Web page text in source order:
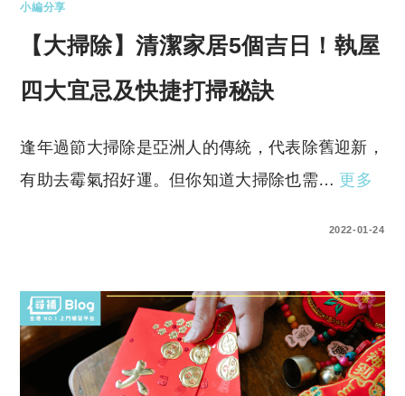
小編分享
【大掃除】清潔家居5個吉日！執屋
四大宜忌及快捷打掃秘訣
逢年過節大掃除是亞洲人的傳統，代表除舊迎新，
有助去霉氣招好運。但你知道大掃除也需… 更多
2022-01-24